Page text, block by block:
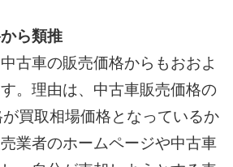
ら類推
古車の販売価格からもおおよ
。理由は、中古車販売価格の
買取相場価格となっているか
業者のホームページや中古車